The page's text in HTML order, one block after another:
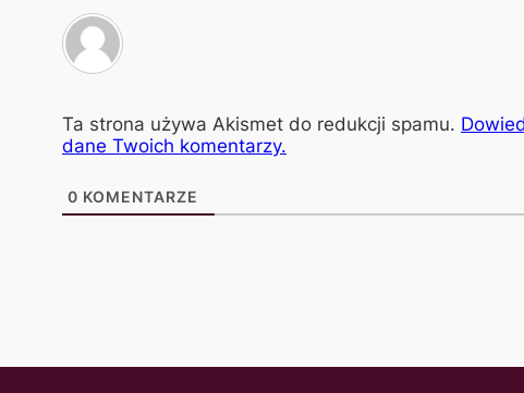
Ta strona używa Akismet do redukcji spamu.
dane Twoich komentarzy.
0 KOMENTARZE